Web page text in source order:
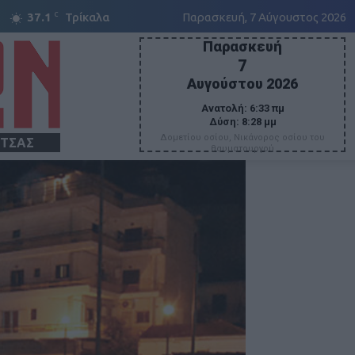
37.1 C Τρίκαλα Παρασκευή, 7 Αύγουστος 2026
Παρασκευή
7
Αυγούστου 2026
Ανατολή: 6:33 πμ
Δύση: 8:28 μμ
Δομετίου οσίου, Νικάνορος οσίου του
θαυματουργού